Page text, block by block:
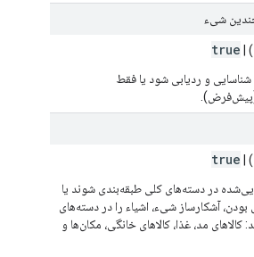
شیء
|
true
شناسایی و ردیابی شود یا فقط
|
true
در دسته‌های کلی طبقه‌بندی شوند یا
آشکارساز شیء، اشیاء را در دسته‌های
مد، غذا، کالاهای خانگی، مکان‌ها و